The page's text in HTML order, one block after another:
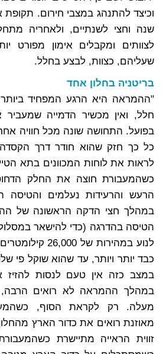
וכיצד להתנהג במצבי חירום. תקופת
שנה וחצי לשנתיים, ולאחריה
לצוותים ומקבלים אימון מפורט
שעליהם, כצוות, לבצע בחלל.
בריטניה בחלון אחד
"ההמראה היא הרגע המפחיד
חלל, ואין מכשיר הדמייה
בפועל. התחושה שונה מכל חוויה
כל כך חזק שהוא חודר דרך
לראות את לוחות המכוונים בתא
כשהמעבורת חוצה את החלק
הרעש והרעידות נעלמים והטיסה
במהלך חצי הדקה הראשונה של
הטיסה בהדרגה (כדי להישאר
לנוע במהירות של
כבד יותר ויותר, עד שהוא שוקל פי
במצב כזה אין טעם לנסות להזיז
במהלך ההמראה לא רואים
מעלה. רק לקראת הסוף,
מאוזנת רואים את כדור הארץ
זווית הראייה מתיישרת